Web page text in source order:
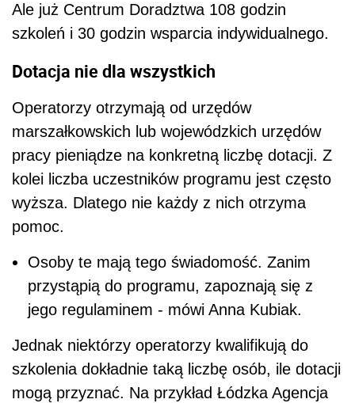
Ale już Centrum Doradztwa 108 godzin
szkoleń i 30 godzin wsparcia indywidualnego.
Dotacja nie dla wszystkich
Operatorzy otrzymają od urzędów
marszałkowskich lub wojewódzkich urzędów
pracy pieniądze na konkretną liczbę dotacji. Z
kolei liczba uczestników programu jest często
wyższa. Dlatego nie każdy z nich otrzyma
pomoc.
Osoby te mają tego świadomość. Zanim
przystąpią do programu, zapoznają się z
jego regulaminem - mówi Anna Kubiak.
Jednak niektórzy operatorzy kwalifikują do
szkolenia dokładnie taką liczbę osób, ile dotacji
mogą przyznać. Na przykład Łódzka Agencja